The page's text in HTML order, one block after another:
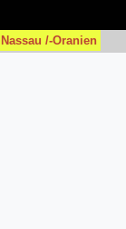
Nassau /-Oranien